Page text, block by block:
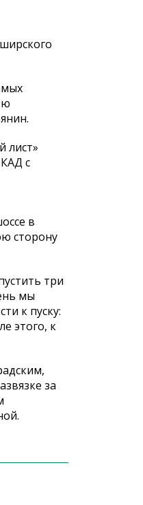
лист»
с
в
сторону
три
мы
к пуску:
этого, к
за